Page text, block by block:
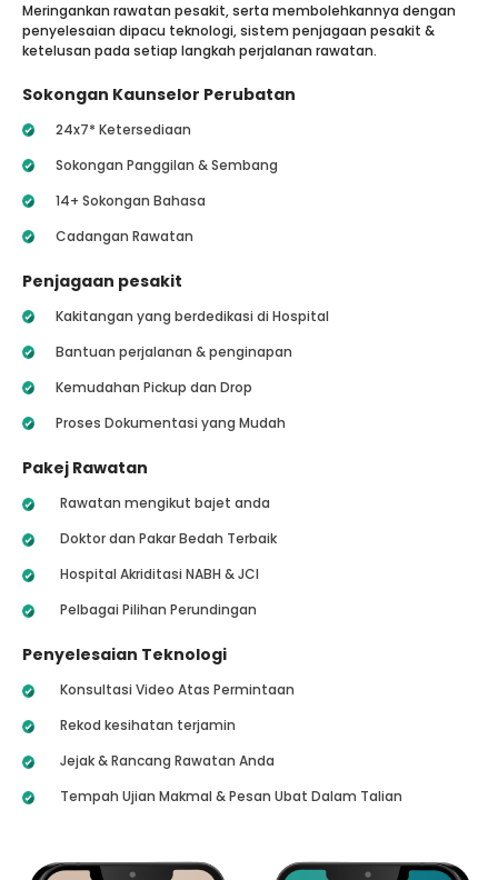
Meringankan rawatan pesakit, serta membolehkannya dengan
penyelesaian dipacu teknologi, sistem penjagaan pesakit &
ketelusan pada setiap langkah perjalanan rawatan.
Sokongan Kaunselor Perubatan
24x7* Ketersediaan
Sokongan Panggilan & Sembang
14+ Sokongan Bahasa
Cadangan Rawatan
Penjagaan pesakit
Kakitangan yang berdedikasi di Hospital
Bantuan perjalanan & penginapan
Kemudahan Pickup dan Drop
Proses Dokumentasi yang Mudah
Pakej Rawatan
Rawatan mengikut bajet anda
Doktor dan Pakar Bedah Terbaik
Hospital Akriditasi NABH & JCI
Pelbagai Pilihan Perundingan
Penyelesaian Teknologi
Konsultasi Video Atas Permintaan
Rekod kesihatan terjamin
Jejak & Rancang Rawatan Anda
Tempah Ujian Makmal & Pesan Ubat Dalam Talian